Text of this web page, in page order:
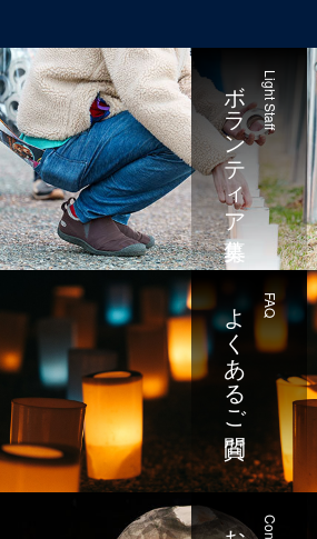
Light Staff
ボランティア募集
FAQ
よくあるご質問